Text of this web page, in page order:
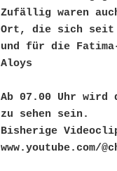
Zufällig waren
Ort, die sich seit
und für die
Aloys
Ab 07.00 Uhr wird
zu sehen sein.
Bisherige
www.youtube.com/